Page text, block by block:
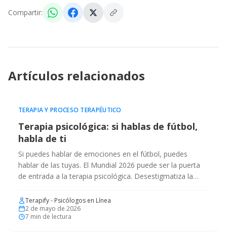
Compartir:
Artículos relacionados
TERAPIA Y PROCESO TERAPÉUTICO
Terapia psicológica: si hablas de fútbol,
habla de ti
Si puedes hablar de emociones en el fútbol, puedes
hablar de las tuyas. El Mundial 2026 puede ser la puerta
de entrada a la terapia psicológica. Desestigmatiza la
Terapify - Psicólogos en Línea
2 de mayo de 2026
7 min de lectura